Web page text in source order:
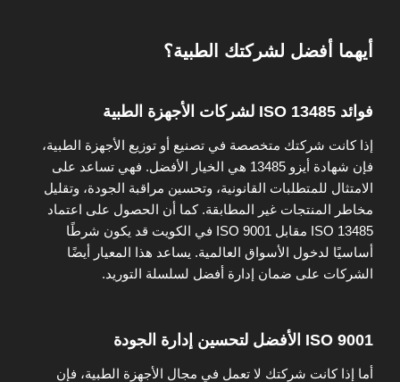
أيهما أفضل لشركتك الطبية؟
فوائد ISO 13485 لشركات الأجهزة الطبية
إذا كانت شركتك متخصصة في تصنيع أو توزيع الأجهزة الطبية،
فإن شهادة أيزو 13485 هي الخيار الأفضل. فهي تساعد على
الامتثال للمتطلبات القانونية، وتحسين مراقبة الجودة، وتقليل
مخاطر المنتجات غير المطابقة. كما أن الحصول على اعتماد
ISO 13485 مقابل ISO 9001 في الكويت قد يكون شرطًا
أساسيًا لدخول الأسواق العالمية. يساعد هذا المعيار أيضًا
الشركات على ضمان إدارة أفضل لسلسلة التوريد.
ISO 9001 الأفضل لتحسين إدارة الجودة
أما إذا كانت شركتك لا تعمل في مجال الأجهزة الطبية، فإن